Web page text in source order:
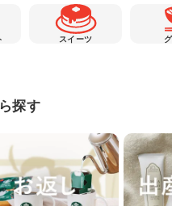
スイーツ
探す